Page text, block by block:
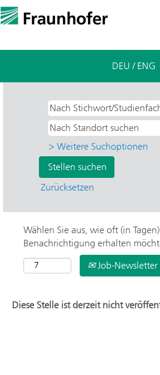
DEU / ENG
> Weitere Suchoptionen
Zurücksetzen
Wählen Sie aus, wie oft (in
Benachrichtigung erhalten
Job-Newsletter
Diese Stelle ist derzeit nicht